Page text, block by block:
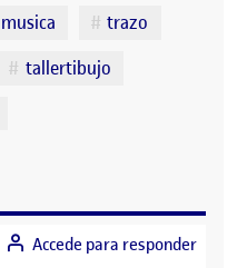
musica
trazo
tallertibujo
Accede para responder